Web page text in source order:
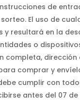
de
El uso de
resultará en la
o
completa,
comprar y
debe cumplir con
antes del 07 de